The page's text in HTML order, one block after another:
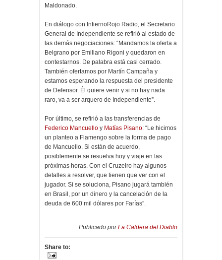
Maldonado.
En diálogo con InfiernoRojo Radio, el Secretario
General de Independiente se refirió al estado de
las demás negociaciones: “Mandamos la oferta a
Belgrano por Emiliano Rigoni y quedaron en
contestarnos. De palabra está casi cerrado.
También ofertamos por Martín Campaña y
estamos esperando la respuesta del presidente
de Defensor. Él quiere venir y si no hay nada
raro, va a ser arquero de Independiente”.
Por último, se refirió a las transferencias de
Federico Mancuello y Matías Pisano: “Le hicimos
un planteo a Flamengo sobre la forma de pago
de Mancuello. Si están de acuerdo,
posiblemente se resuelva hoy y viaje en las
próximas horas. Con el Cruzeiro hay algunos
detalles a resolver, que tienen que ver con el
jugador. Si se soluciona, Pisano jugará también
en Brasil, por un dinero y la cancelación de la
deuda de 600 mil dólares por Farías”.
Publicado porLa Caldera del Diablo
Share to: